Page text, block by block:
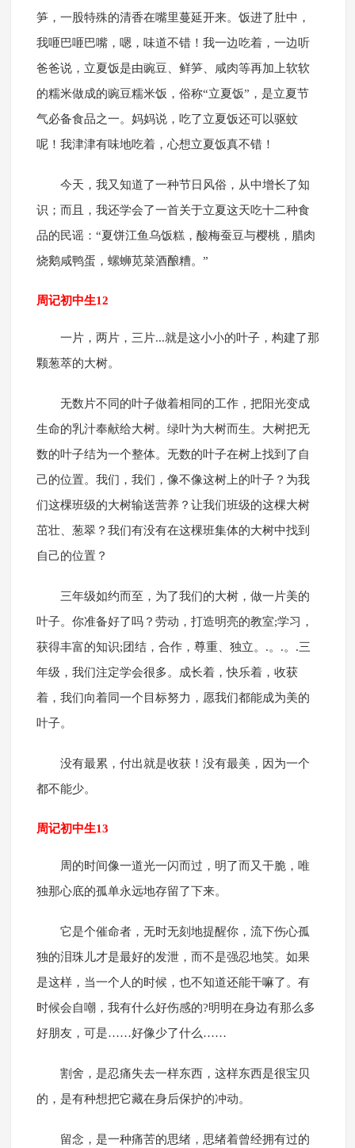
笋，一股特殊的清香在嘴里蔓延开来。饭进了肚中，
我咂巴咂巴嘴，嗯，味道不错！我一边吃着，一边听
爸爸说，立夏饭是由豌豆、鲜笋、咸肉等再加上软软
的糯米做成的豌豆糯米饭，俗称“立夏饭”，是立夏节
气必备食品之一。妈妈说，吃了立夏饭还可以驱蚊
呢！我津津有味地吃着，心想立夏饭真不错！
今天，我又知道了一种节日风俗，从中增长了知
识；而且，我还学会了一首关于立夏这天吃十二种食
品的民谣：“夏饼江鱼乌饭糕，酸梅蚕豆与樱桃，腊肉
烧鹅咸鸭蛋，螺蛳苋菜酒酿糟。”
周记初中生12
一片，两片，三片...就是这小小的叶子，构建了那
颗葱萃的大树。
无数片不同的叶子做着相同的工作，把阳光变成
生命的乳汁奉献给大树。绿叶为大树而生。大树把无
数的叶子结为一个整体。无数的叶子在树上找到了自
己的位置。我们，我们，像不像这树上的叶子？为我
们这棵班级的大树输送营养？让我们班级的这棵大树
茁壮、葱翠？我们有没有在这棵班集体的大树中找到
自己的位置？
三年级如约而至，为了我们的大树，做一片美的
叶子。你准备好了吗？劳动，打造明亮的教室;学习，
获得丰富的知识;团结，合作，尊重、独立。.。.。.三
年级，我们注定学会很多。成长着，快乐着，收获
着，我们向着同一个目标努力，愿我们都能成为美的
叶子。
没有最累，付出就是收获！没有最美，因为一个
都不能少。
周记初中生13
周的时间像一道光一闪而过，明了而又干脆，唯
独那心底的孤单永远地存留了下来。
它是个催命者，无时无刻地提醒你，流下伤心孤
独的泪珠儿才是最好的发泄，而不是强忍地笑。如果
是这样，当一个人的时候，也不知道还能干嘛了。有
时候会自嘲，我有什么好伤感的?明明在身边有那么多
好朋友，可是……好像少了什么……
割舍，是忍痛失去一样东西，这样东西是很宝贝
的，是有种想把它藏在身后保护的冲动。
留念，是一种痛苦的思绪，思绪着曾经拥有过的